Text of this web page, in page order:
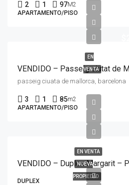
2 1 97M2
APARTAMENTO/PISO
EN
VENTA
VENDIDO – Passeig ciutat de
passeig ciuata de mallorca, barcelona
3 1 85m2
APARTAMENTO/PISO
EN VENTA
NUEVA
PROPIEDAD
VENDIDO – Duplex Margarit –
DUPLEX